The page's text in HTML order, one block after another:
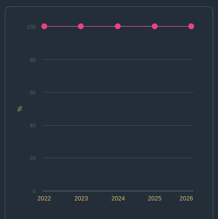
%
2022 2024 2026
2023 2025
0
20
40
60
80
100